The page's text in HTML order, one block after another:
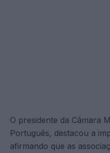
O presidente da Câmara
Português, destacou a
afirmando que as